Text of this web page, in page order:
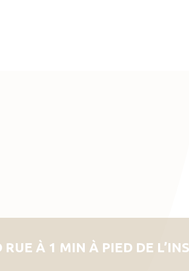
RUE À 1 MIN À PIED DE